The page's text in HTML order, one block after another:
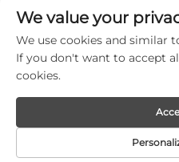
Tel.: +82-3180427370
Telefon: +86-15564344404
WhatsApp: +82-
Urheberrecht © 2024
We value your
We use cookies and similar
If you don't want to accept
cookies.